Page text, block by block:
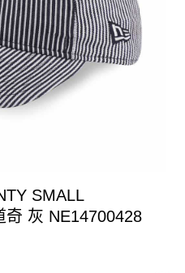
SMALL
奇 灰 NE14700428